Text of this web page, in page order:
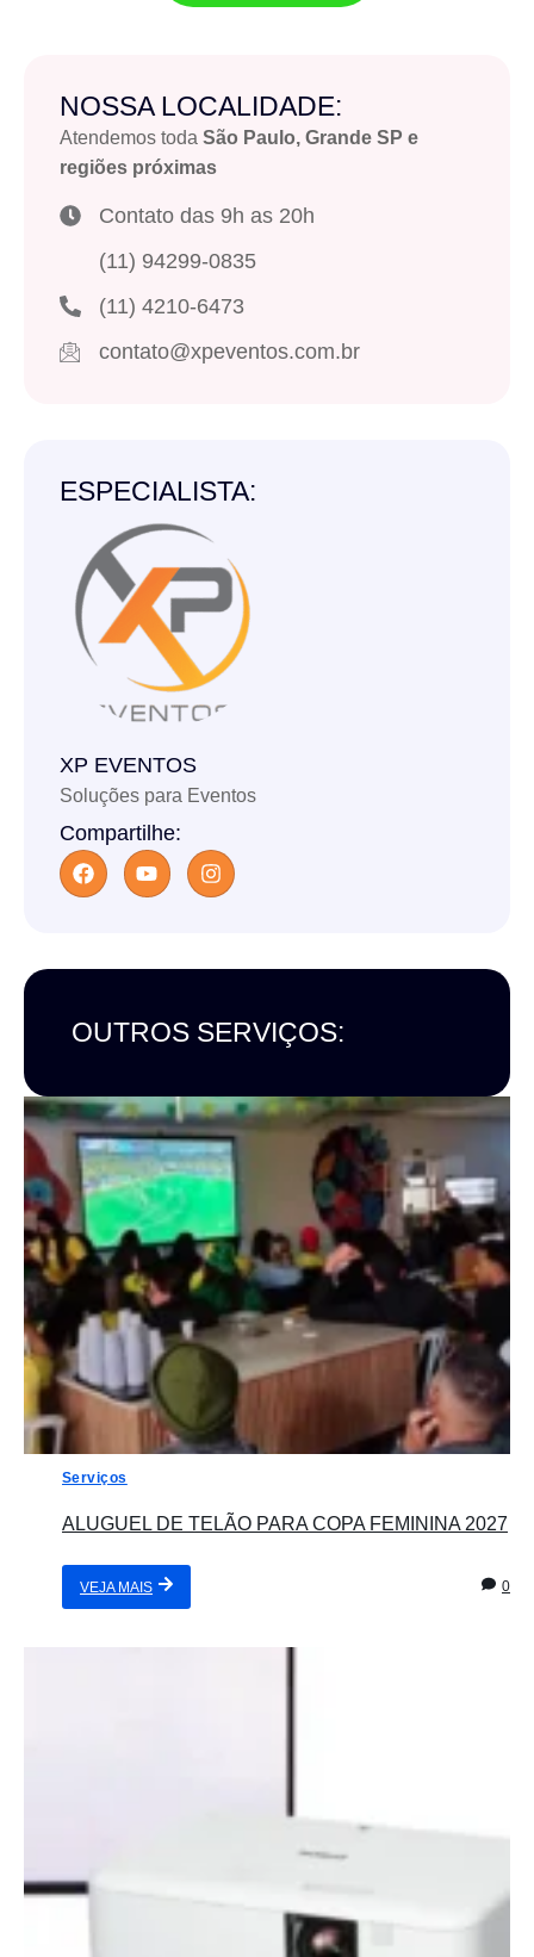
NOSSA LOCALIDADE:
Atendemos toda São Paulo, Grande SP e
regiões próximas
Contato das 9h as 20h
(11) 94299-0835
(11) 4210-6473
contato@xpeventos.com.br
ESPECIALISTA:
XP EVENTOS
Soluções para Eventos
Compartilhe:
OUTROS SERVIÇOS:
Serviços
ALUGUEL DE TELÃO PARA COPA FEMININA 2027
VEJA MAIS 0